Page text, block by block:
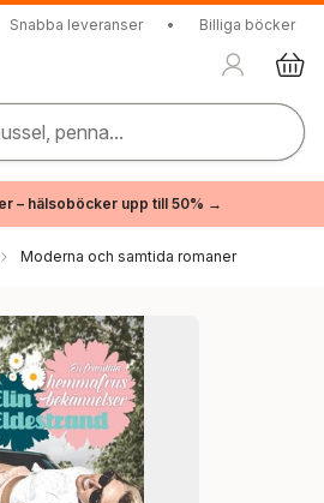
Snabba leveranser • Billiga böcker
penna...
– hälsoböcker upp till 50% →
Moderna och samtida romaner